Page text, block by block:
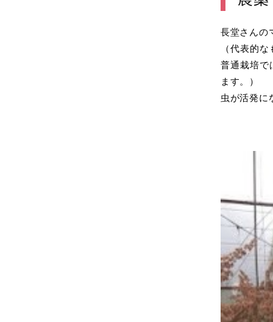
長堂さんの
（代表的
普通栽培で
ます。）
虫が活発に